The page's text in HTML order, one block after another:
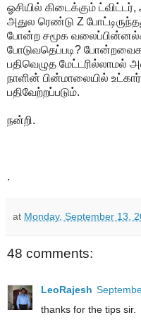
ஓசியில் கிடைக்கும்
அதுல ரெண்டு Z
போன்ற சமூக
போடுவதெப்படி?
பதிவெழுத மேட்டரில்லாமல்
நாளின் பின்மாலையில்
பதிவேற்றப்படும்.
நன்றி.
.
at Monday, September 13,
48 comments:
LeoRajesh
thanks for the tips sir.